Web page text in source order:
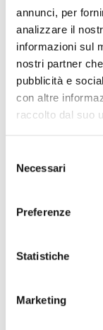
annunci, per
analizzare il
informazioni sul
nostri partner
pubblicità e
con altre
raccolto dal suo
delNecessari
Preferenze
Statistiche
Marketing